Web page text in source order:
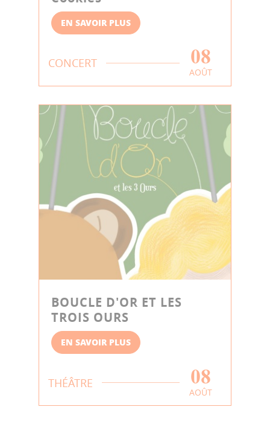
EN SAVOIR PLUS
CONCERT 08
AOÛT
BOUCLE D'OR ET LES
TROIS OURS
EN SAVOIR PLUS
THÉÂTRE 08
AOÛT